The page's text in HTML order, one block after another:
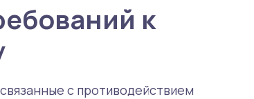
к
с противодействием